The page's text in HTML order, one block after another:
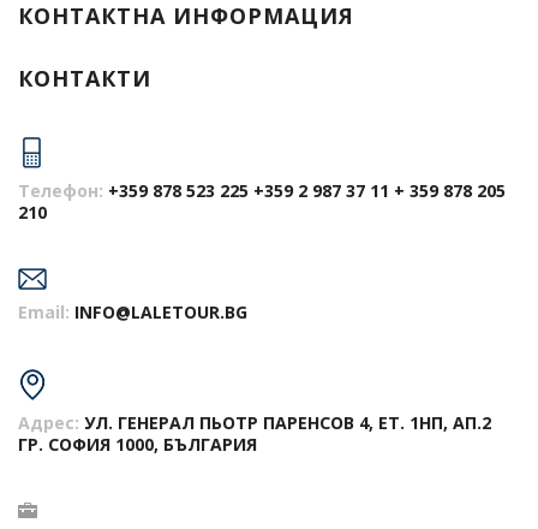
КОНТАКТНА ИНФОРМАЦИЯ
КОНТАКТИ
Телефон: +359 878 523 225 +359 2 987 37 11 + 359 878 205
210
Email: INFO@LALETOUR.BG
Адрес: УЛ. ГЕНЕРАЛ ПЬОТР ПАРЕНСОВ 4, ЕТ. 1НП, АП.2
ГР. СОФИЯ 1000, БЪЛГАРИЯ